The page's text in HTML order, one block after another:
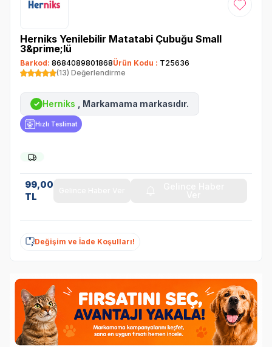
Favoriye
Herniks Yenilebilir Matatabi Çubuğu Small
3&prime;lü
Barkod: 8684089801868Ürün Kodu : T25636
(13) Değerlendirme
✓ Herniks , Markamama markasıdır.
Hızlı Teslimat
99,00
TL
Değişim ve İade Koşulları!